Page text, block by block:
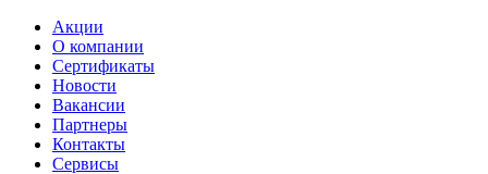
Акции
О компании
Сертификаты
Новости
Вакансии
Партнеры
Контакты
Сервисы